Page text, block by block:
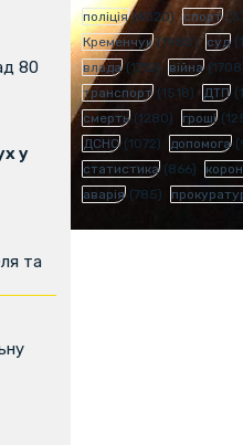
80
у
та
поліція(4020) спорт
Кременчук(1985) суд
влада(1712) війна
транспорт(1518) ДТП
смерть(1280) гроші
ДСНС(1072) допомога
статистика(866)
аварія(785)